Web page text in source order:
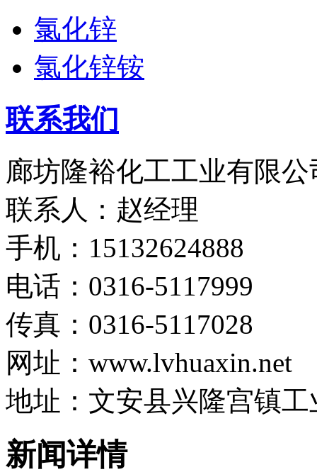
氯化锌
氯化锌铵
联系我们
廊坊隆裕化工工业有限公
联系人：赵经理
手机：15132624888
电话：0316-5117999
传真：0316-5117028
网址：www.lvhuaxin.net
地址：文安县兴隆宫镇工
新闻详情